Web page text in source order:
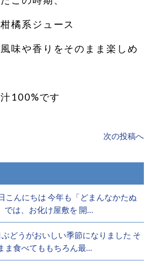
橘系ジュース
味や香りをそのまま楽しめ
100%です️
次の投稿へ
こんにちは 今年も「どまんなかたぬ
では、お化け屋敷を 開…
どうがおいしい季節になりました そ
ま食べてももちろん最…